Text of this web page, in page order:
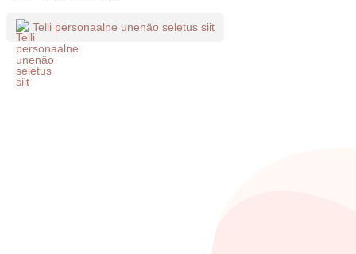
Telli personaalne unenäo seletus siit